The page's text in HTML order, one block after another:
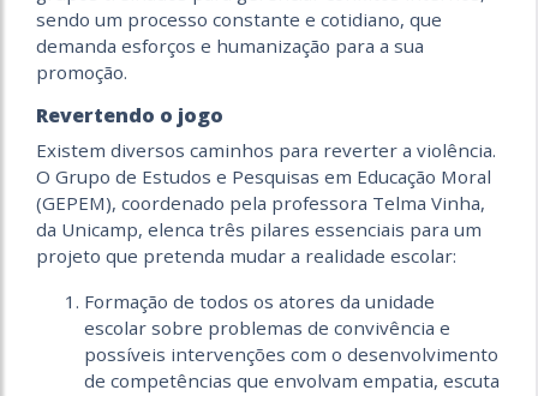
sendo um processo constante e cotidiano, que
demanda esforços e humanização para a sua
promoção.
Revertendo o jogo
Existem diversos caminhos para reverter a violência.
O Grupo de Estudos e Pesquisas em Educação Moral
(GEPEM), coordenado pela professora Telma Vinha,
da Unicamp, elenca três pilares essenciais para um
projeto que pretenda mudar a realidade escolar:
Formação de todos os atores da unidade
escolar sobre problemas de convivência e
possíveis intervenções com o desenvolvimento
de competências que envolvam empatia, escuta